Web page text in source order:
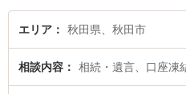
き便利です。特に田中法律事務所の田
士費用、強みなどが注目されています
除を法律相談できる秋田市内の弁護士
者さんにおすすめです。
エリア 秋田県、秋田市
相談内容 相続・遺言、口座凍